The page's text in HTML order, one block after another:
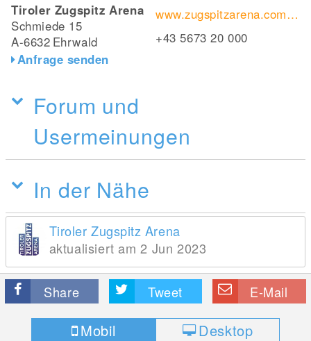
Tiroler Zugspitz Arena
Schmiede 15
A-6632 Ehrwald
Anfrage senden
www.zugspitzarena.com/de
+43 5673 20 000
Forum und
Usermeinungen
In der Nähe
Tiroler Zugspitz Arena
aktualisiert am 2 Jun 2023
Share Tweet E-Mail
Mobil Desktop